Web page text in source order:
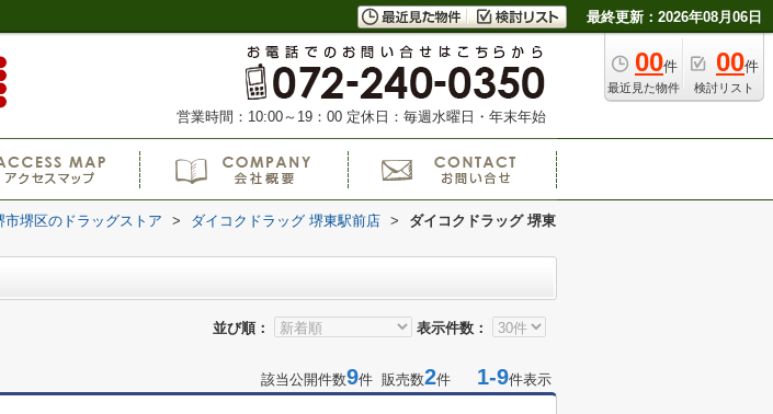
最終更新：2026年08月06日
00件
最近見た物件
00件
検討リスト
営業時間：10:00～19：00 定休日：毎週水曜日・年末年始
市堺区のドラッグストア > ダイコクドラッグ 堺東駅前店 >
ダイコクドラッグ 堺東
並び順： 表示件数：
該当公開件数9件 販売数2件 1-9件表示